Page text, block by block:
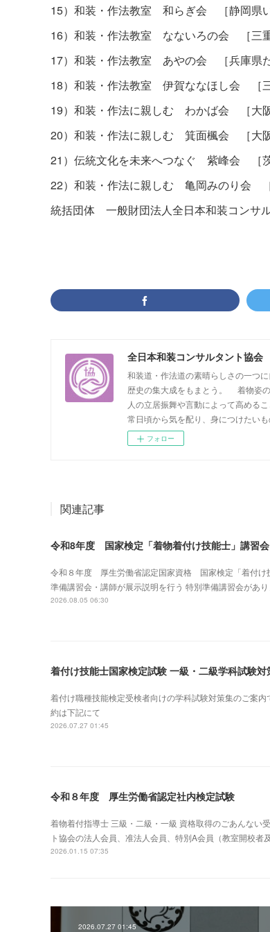
15）和装・作法教室 和らぎ会 ［静岡県い
16）和装・作法教室 なないろの会 ［三重
17）和装・作法教室 あやの会 ［兵庫県た
18）和装・作法教室 伊賀ななほし会 ［三
19）和装・作法に親しむ わかば会 ［大阪
20）和装・作法に親しむ 箕面楓会 ［大阪
21）伝統文化を未来へつなぐ 紫峰会 ［茨
22）和装・作法に親しむ 亀岡みのり会 ［
統括団体 一般財団法人全日本和装コンサ
全日本和装コンサルタント協会
和装道・作法道の素晴らしさの一つ
歴史の集大成をもまとう。 着物姿
人の立居振舞や言動によって高める
常日頃から気を配り、身につけたいも
フォロー
関連記事
令和8年度 国家検定「着物着付け技能士」講習会
令和８年度 厚生労働省認定国家資格 国家検定「着付け
準備講習会・講師が展示説明を行う 特別準備講習会があ
2026.08.05 06:30
着付け技能士国家検定試験 一級・二級学科試験
着付け職種技能検定受検者向けの学科試験対策集のご案
約は下記にて
2026.07.27 01:45
令和８年度 厚生労働省認定社内検定試験
着物着付指導士 三級・二級・一級 資格取得のごあんない
ト協会の法人会員、准法人会員、特別A会員（教室開校
2026.01.15 07:35
2026.07.27 01:45